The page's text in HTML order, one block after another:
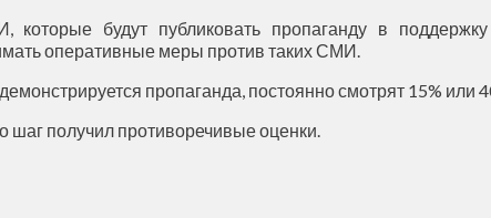
которые будут публиковать пропаганду в
оперативные меры против таких СМИ.
пропаганда, постоянно смотрят 15% или
шаг получил противоречивые оценки.